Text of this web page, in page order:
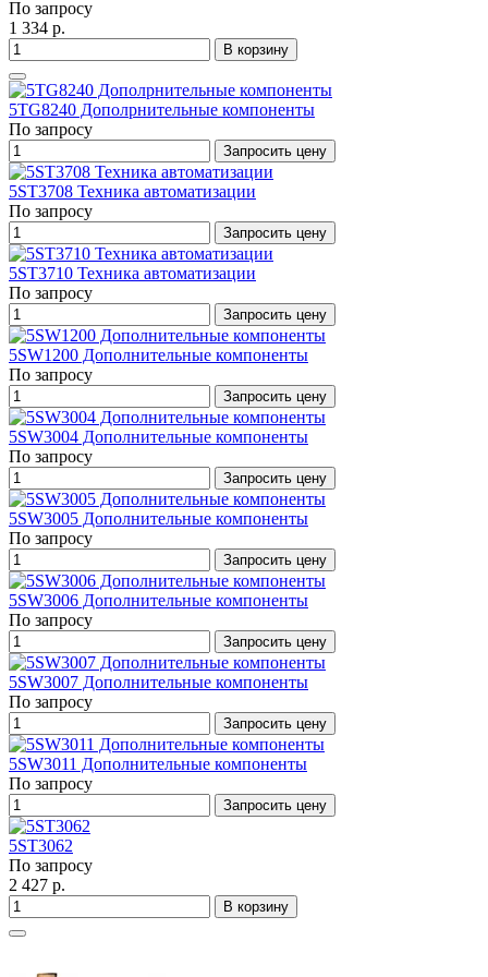
По запросу
1 334 р.
В корзину
5TG8240 Дополрнительные компоненты
По запросу
Запросить цену
5ST3708 Техника автоматизации
По запросу
Запросить цену
5ST3710 Техника автоматизации
По запросу
Запросить цену
5SW1200 Дополнительные компоненты
По запросу
Запросить цену
5SW3004 Дополнительные компоненты
По запросу
Запросить цену
5SW3005 Дополнительные компоненты
По запросу
Запросить цену
5SW3006 Дополнительные компоненты
По запросу
Запросить цену
5SW3007 Дополнительные компоненты
По запросу
Запросить цену
5SW3011 Дополнительные компоненты
По запросу
Запросить цену
5ST3062
По запросу
2 427 р.
В корзину